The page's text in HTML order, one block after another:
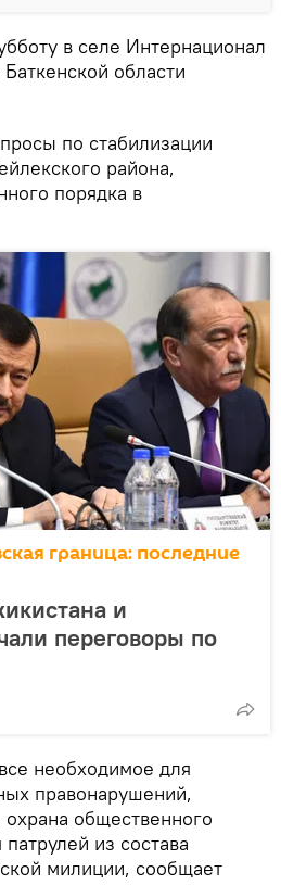
в селе Интернационал
области
по стабилизации
района,
порядка в
граница: последние
и
переговоры по
необходимое для
правонарушений,
общественного
из состава
милиции, сообщает